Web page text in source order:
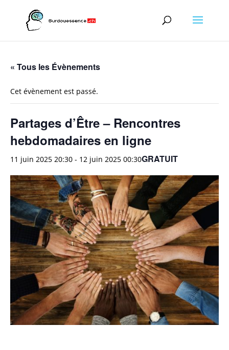
« Tous les Évènements
Cet évènement est passé.
Partages d’Être – Rencontres
hebdomadaires en ligne
11 juin 2025 20:30 - 12 juin 2025 00:30GRATUIT